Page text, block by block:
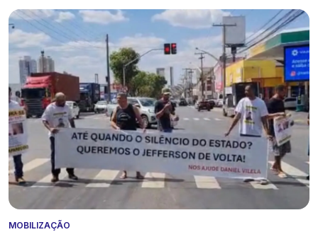
MOBILIZAÇÃO